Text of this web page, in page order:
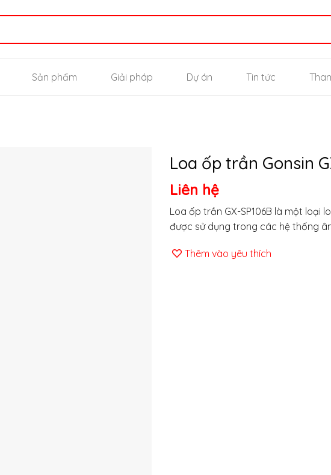
Sản phẩm Giải pháp Dự án Tin tức
Loa ốp trần Gonsin
Liên hệ
Loa ốp trần GX-SP106B là một
được sử dụng trong các hệ thống
Thêm vào yêu thích